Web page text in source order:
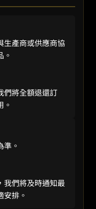
生產商或供應商協
們將全額退還訂
。
我們將及時通知最
排。